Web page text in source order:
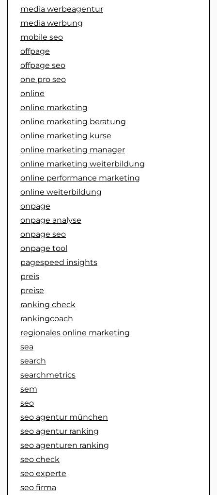
media werbeagentur
media werbung
mobile seo
offpage
offpage seo
one pro seo
online
online marketing
online marketing beratung
online marketing kurse
online marketing manager
online marketing weiterbildung
online performance marketing
online weiterbildung
onpage
onpage analyse
onpage seo
onpage tool
pagespeed insights
preis
preise
ranking check
rankingcoach
regionales online marketing
sea
search
searchmetrics
sem
seo
seo agentur münchen
seo agentur ranking
seo agenturen ranking
seo check
seo experte
seo firma